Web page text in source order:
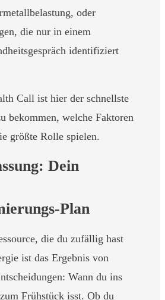
oder
die nur in einem
identifiziert
Call ist hier der schnellste
bekommen, welche Faktoren
größte Rolle spielen.
Dein
Plan
die du zufällig hast
ist das Ergebnis von
Wann du ins
Frühstück isst. Ob du